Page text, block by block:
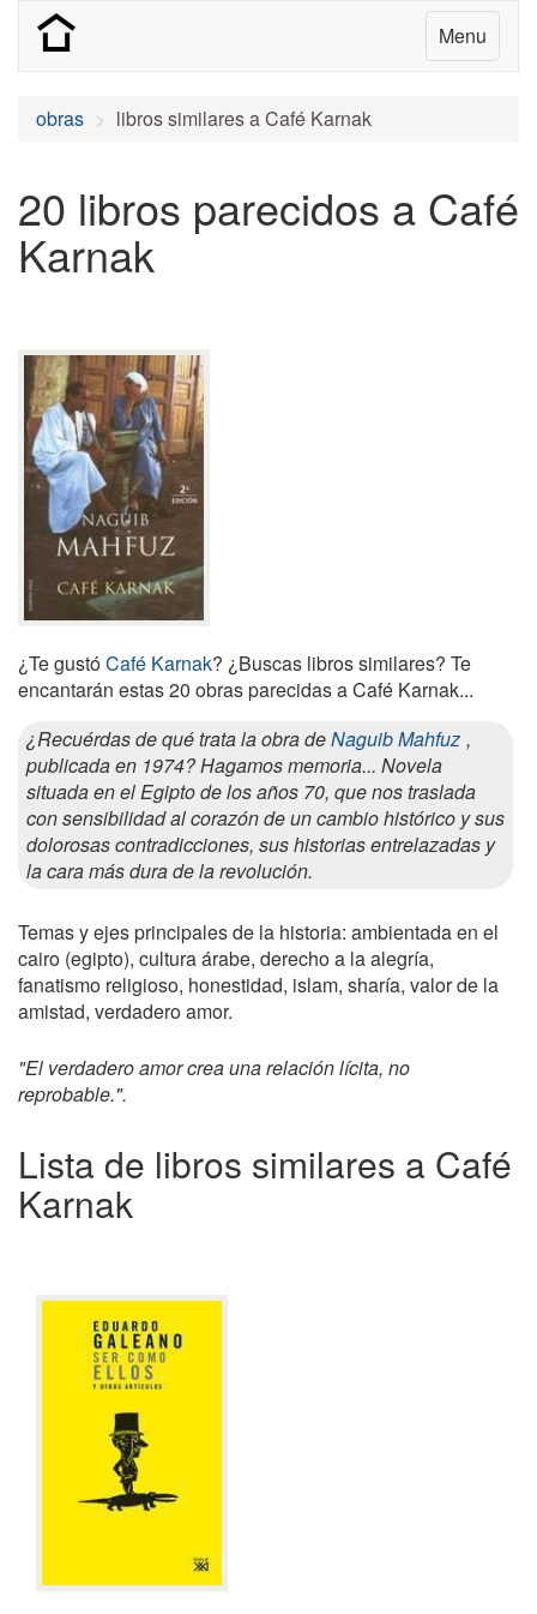
Menu
obras libros similares a Café Karnak
20 libros parecidos a Café
Karnak
¿Te gustóCafé Karnak? ¿Buscas libros similares? Te
encantarán estas 20 obras parecidas a Café Karnak...
¿Recuérdas de qué trata la obra deNaguib Mahfuz ,
publicada en 1974? Hagamos memoria... Novela
situada en el Egipto de los años 70, que nos traslada
con sensibilidad al corazón de un cambio histórico y sus
dolorosas contradicciones, sus historias entrelazadas y
la cara más dura de la revolución.
Temas y ejes principales de la historia: ambientada en el
cairo (egipto), cultura árabe, derecho a la alegría,
fanatismo religioso, honestidad, islam, sharía, valor de la
amistad, verdadero amor.
"El verdadero amor crea una relación lícita, no
reprobable.".
Lista de libros similares a Café
Karnak